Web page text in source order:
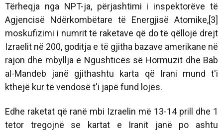
Tërheqja nga NPT-ja, përjashtimi i inspektorëve të
Agjencisë Ndërkombëtare të Energjisë Atomike,[3]
moskufizimi i numrit të raketave që do të qëllojë drejt
Izraelit në 200, goditja e të gjitha bazave amerikane në
rajon dhe mbyllja e Ngushticës së Hormuzit dhe Bab
al-Mandeb janë gjithashtu karta që Irani mund t'i
kthejë kur të vendosë t'i japë fund lojës.
Edhe raketat që ranë mbi Izraelin më 13-14 prill dhe 1
tetor tregojnë se kartat e Iranit janë po ashtu